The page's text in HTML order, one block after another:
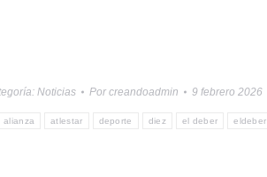
Noticias Por creandoadmin 9 febrero 2026
alianza atlestar deporte diez el deber eldeber